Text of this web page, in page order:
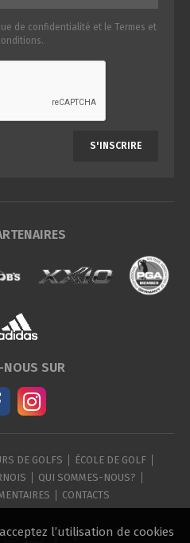
de confidentialité et le Termes et
.
S'INSCRIRE
NOUS SUR
DE GOLFS
ÉCOLE DE GOLF
QUI SOMMES-NOUS?
CONTACTS
l’utilisation de cookies